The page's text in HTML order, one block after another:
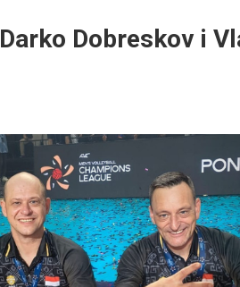
Dobreskov i